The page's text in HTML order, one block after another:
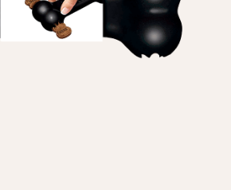
Програма лояльності